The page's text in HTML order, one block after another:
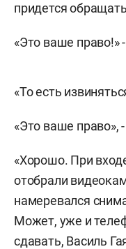
придется
«Это ваше право!»
«То есть
«Это ваше право»,
«Хорошо. При
отобрали
намеревался
Может, уже и
сдавать, Василь